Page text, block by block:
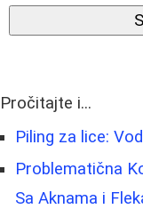
Pročitajte i...
Piling za lice:
Problematična
Sa Aknama i